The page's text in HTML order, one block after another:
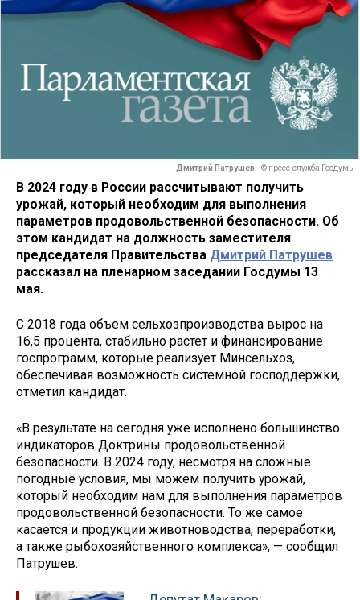
Дмитрий Патрушев. © пресс-служба Госдумы
В 2024 году в России рассчитывают получить
урожай, который необходим для выполнения
параметров продовольственной безопасности. Об
этом кандидат на должность заместителя
председателя Правительства Дмитрий Патрушев
рассказал на пленарном заседании Госдумы 13
мая.
С 2018 года объем сельхозпроизводства вырос на
16,5 процента, стабильно растет и финансирование
госпрограмм, которые реализует Минсельхоз,
обеспечивая возможность системной господдержки,
отметил кандидат.
«В результате на сегодня уже исполнено большинство
индикаторов Доктрины продовольственной
безопасности. В 2024 году, несмотря на сложные
погодные условия, мы можем получить урожай,
который необходим нам для выполнения параметров
продовольственной безопасности. То же самое
касается и продукции животноводства, переработки,
а также рыбохозяйственного комплекса», — сообщил
Патрушев.